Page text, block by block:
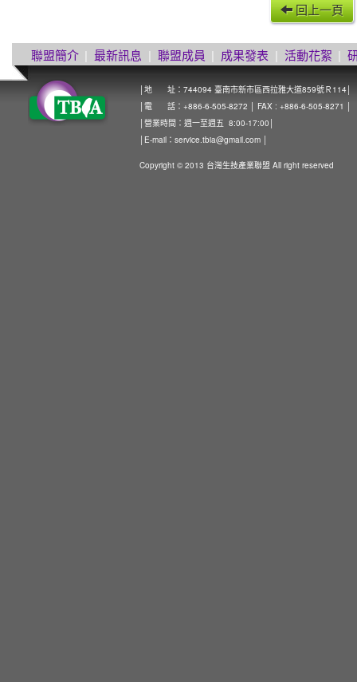
回上一頁
聯盟簡介 | 最新訊息 | 聯盟成員 | 成果發表 | 活動花絮 |
│地 址：744094 臺南市新市區西拉雅大道859號Ｒ114│
│電 話：+886-6-505-8272 │ FAX : +886-6-505-8271 │
│營業時間：週一至週五 8:00-17:00│
│E-mail： service.tbia@gmail.com
Copyright © 2013 台灣生技產業聯盟 All right reserved